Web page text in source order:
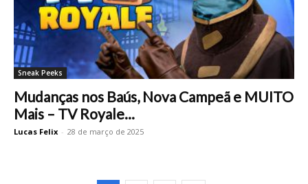
Sneak Peeks
Mudanças nos Baús, Nova Campeã e MUITO
Mais – TV Royale...
Lucas Felix - 28 de março de 2025